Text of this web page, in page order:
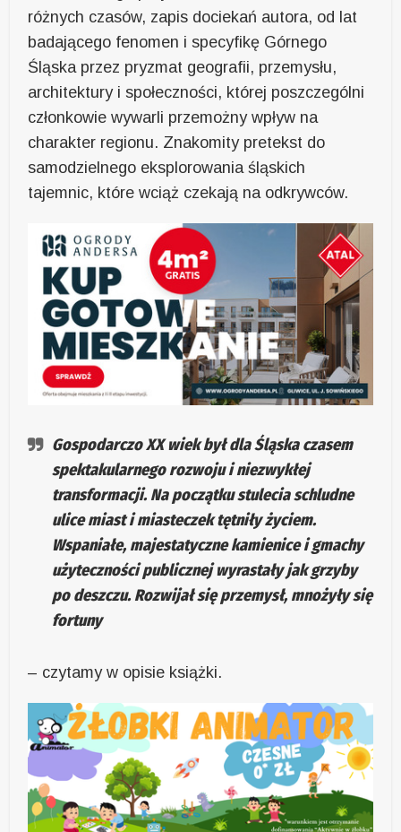
różnych czasów, zapis dociekań autora, od lat
badającego fenomen i specyfikę Górnego
Śląska przez pryzmat geografii, przemysłu,
architektury i społeczności, której poszczególni
członkowie wywarli przemożny wpływ na
charakter regionu. Znakomity pretekst do
samodzielnego eksplorowania śląskich
tajemnic, które wciąż czekają na odkrywców.
Gospodarczo XX wiek był dla Śląska czasem
spektakularnego rozwoju i niezwykłej
transformacji. Na początku stulecia schludne
ulice miast i miasteczek tętniły życiem.
Wspaniałe, majestatyczne kamienice i gmachy
użyteczności publicznej wyrastały jak grzyby
po deszczu. Rozwijał się przemysł, mnożyły się
fortuny
– czytamy w opisie książki.